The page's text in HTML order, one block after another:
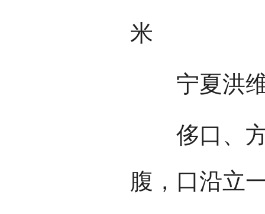
米
宁夏洪维
侈口、方
腹，口沿立